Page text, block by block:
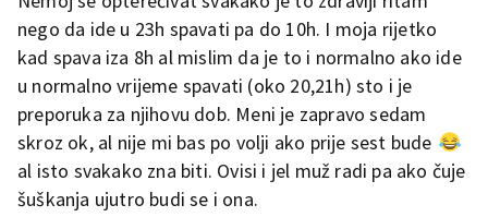
nego da ide u 23h spavati pa do 10h. I moja rijetko
kad spava iza 8h al mislim da je to i normalno ako ide
u normalno vrijeme spavati (oko 20,21h) sto i je
preporuka za njihovu dob. Meni je zapravo sedam
skroz ok, al nije mi bas po volji ako prije sest bude
al isto svakako zna biti. Ovisi i jel muž radi pa ako čuje
šuškanja ujutro budi se i ona.